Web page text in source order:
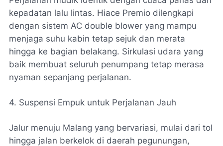
kepadatan lalu lintas. Hiace Premio dilengkapi
dengan sistem AC double blower yang mampu
menjaga suhu kabin tetap sejuk dan merata
hingga ke bagian belakang. Sirkulasi udara yang
baik membuat seluruh penumpang tetap merasa
nyaman sepanjang perjalanan.
4. Suspensi Empuk untuk Perjalanan Jauh
Jalur menuju Malang yang bervariasi, mulai dari tol
hingga jalan berkelok di daerah pegunungan,